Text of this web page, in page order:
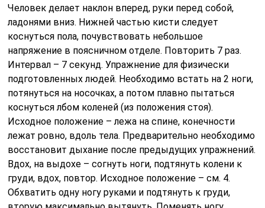
Человек делает наклон вперед, руки перед собой,
ладонями вниз. Нижней частью кисти следует
коснуться пола, почувствовать небольшое
напряжение в поясничном отделе. Повторить 7 раз.
Интервал – 7 секунд. Упражнение для физически
подготовленных людей. Необходимо встать на 2 ноги,
потянуться на носочках, а потом плавно пытаться
коснуться лбом коленей (из положения стоя).
Исходное положение – лежа на спине, конечности
лежат ровно, вдоль тела. Предварительно необходимо
восстановит дыхание после предыдущих упражнений.
Вдох, на выдохе – согнуть ноги, подтянуть колени к
груди, вдох, повтор. Исходное положение – см. 4.
Обхватить одну ногу руками и подтянуть к груди,